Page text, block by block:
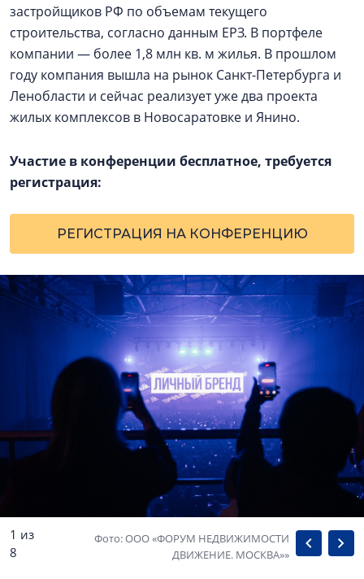
застройщиков РФ по объемам текущего
строительства, согласно данным ЕРЗ. В портфеле
компании — более 1,8 млн кв. м жилья. В прошлом
году компания вышла на рынок Санкт-Петербурга и
Ленобласти и сейчас реализует уже два проекта
жилых комплексов в Новосаратовке и Янино.
Участие в конференции бесплатное, требуется
регистрация:
РЕГИСТРАЦИЯ НА КОНФЕРЕНЦИЮ
1 из
8
Фото: ООО «ФОРУМ НЕДВИЖИМОСТИ
ДВИЖЕНИЕ. МОСКВА»»